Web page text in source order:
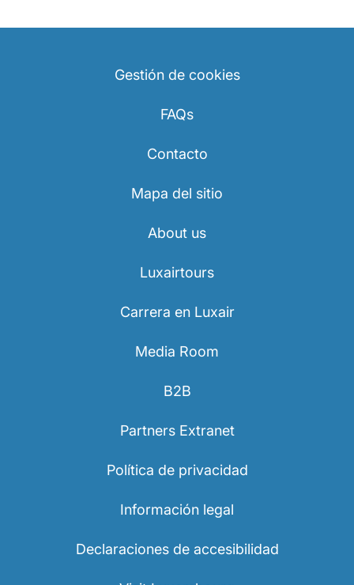
Gestión de cookies
FAQs
Contacto
Mapa del sitio
About us
Luxairtours
Carrera en Luxair
Media Room
B2B
Partners Extranet
Política de privacidad
Información legal
Declaraciones de accesibilidad